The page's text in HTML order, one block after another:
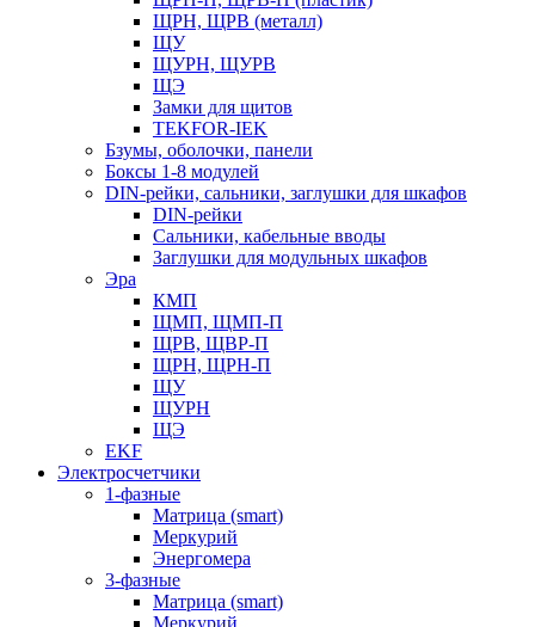
ЩРН, ЩРВ (металл)
ЩУ
ЩУРН, ЩУРВ
ЩЭ
Замки для щитов
TEKFOR-IEK
Бзумы, оболочки, панели
Боксы 1-8 модулей
DIN-рейки, сальники, заглушки для шкафов
DIN-рейки
Сальники, кабельные вводы
Заглушки для модульных шкафов
Эра
КМП
ЩМП, ЩМП-П
ЩРВ, ЩВР-П
ЩРН, ЩРН-П
ЩУ
ЩУРН
ЩЭ
EKF
Электросчетчики
1-фазные
Матрица (smart)
Меркурий
Энергомера
3-фазные
Матрица (smart)
Меркурий